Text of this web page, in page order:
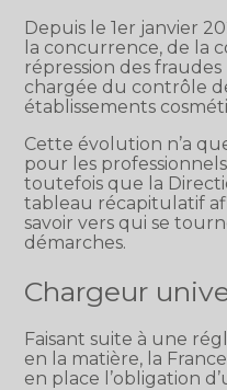
Depuis le 1er janvier
la concurrence, de la
répression des fraudes
chargée du contrôle
établissements
Cette évolution n’a
pour les
toutefois que la
tableau récapitulatif
savoir vers qui se
démarches.
Chargeur
Faisant suite à une
en la matière, la
en place l’obligation